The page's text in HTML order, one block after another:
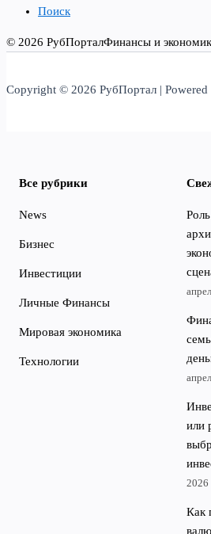
Поиск
© 2026 РубПорталФинансы и
Copyright © 2026 РубПортал | Powered
Все рубрики
News
Бизнес
Инвестиции
Личные Финансы
Мировая экономика
Технологии
или
2026
Как